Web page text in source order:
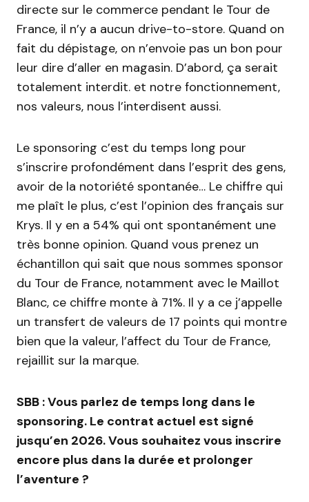
directe sur le commerce pendant le Tour de
France, il n’y a aucun drive-to-store. Quand on
fait du dépistage, on n’envoie pas un bon pour
leur dire d’aller en magasin. D’abord, ça serait
totalement interdit. et notre fonctionnement,
nos valeurs, nous l’interdisent aussi.
Le sponsoring c’est du temps long pour
s’inscrire profondément dans l’esprit des gens,
avoir de la notoriété spontanée… Le chiffre qui
me plaît le plus, c’est l’opinion des français sur
Krys. Il y en a 54% qui ont spontanément une
très bonne opinion. Quand vous prenez un
échantillon qui sait que nous sommes sponsor
du Tour de France, notamment avec le Maillot
Blanc, ce chiffre monte à 71%. Il y a ce j’appelle
un transfert de valeurs de 17 points qui montre
bien que la valeur, l’affect du Tour de France,
rejaillit sur la marque.
SBB : Vous parlez de temps long dans le
sponsoring. Le contrat actuel est signé
jusqu’en 2026. Vous souhaitez vous inscrire
encore plus dans la durée et prolonger
l’aventure ?